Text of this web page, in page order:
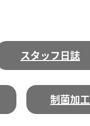
スタッフ日誌
制菌加工